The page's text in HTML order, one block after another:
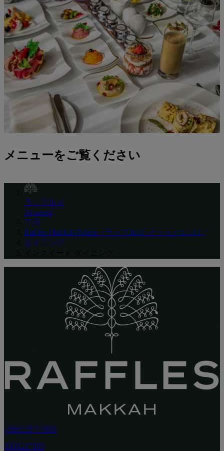
メニューをご覧ください
ラッフルズ
Japanese
中東
Raffles Makkah Palace（ラッフルズ メッカ パレス）
ダイニング
+966125717800
8001217888